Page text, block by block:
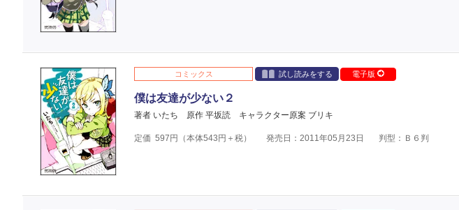
コミックス 試し読みをする 電子版
僕は友達が少ない２
著者 いたち 原作 平坂読 キャラクター原案 ブリキ
定価 597円（本体543円＋税） 発売日：2011年05月23日 判型：Ｂ６判